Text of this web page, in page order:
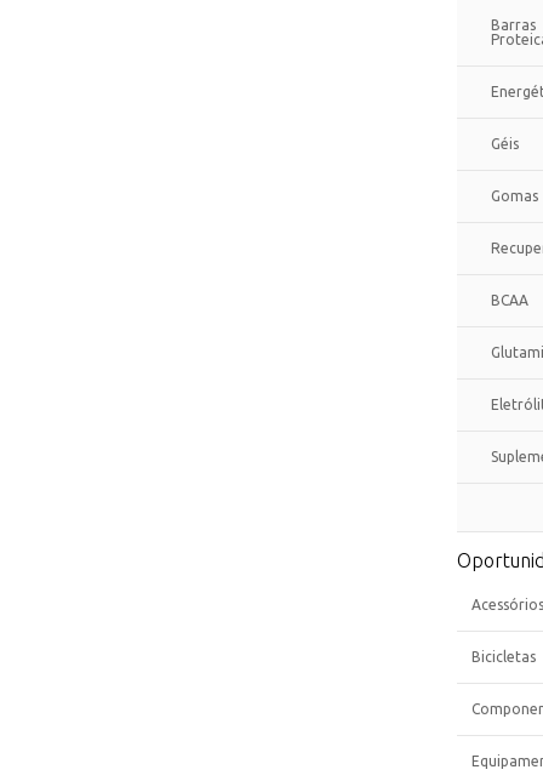
Barras
Géis
Gomas
BCAA
Acessórios
Bicicletas